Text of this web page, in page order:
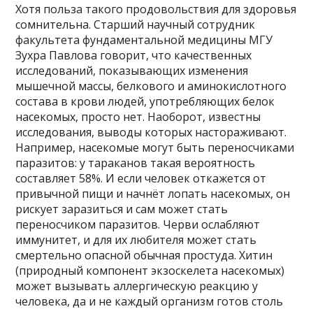
Хотя польза такого продовольствия для здоровья
сомнительна. Старший научный сотрудник
факультета фундаментальной медицины МГУ
Зухра Павлова говорит, что качественных
исследований, показывающих изменения
мышечной массы, белкового и аминокислотного
состава в крови людей, употребляющих белок
насекомых, просто нет. Наоборот, известны
исследования, выводы которых настораживают.
Например, насекомые могут быть переносчиками
паразитов: у тараканов такая вероятность
составляет 58%. И если человек откажется от
привычной пищи и начнёт лопать насекомых, он
рискует заразиться и сам может стать
переносчиком паразитов. Черви ослабляют
иммунитет, и для их любителя может стать
смертельно опасной обычная простуда. Хитин
(природный компонент экзоскелета насекомых)
может вызывать аллергическую реакцию у
человека, да и не каждый организм готов столь